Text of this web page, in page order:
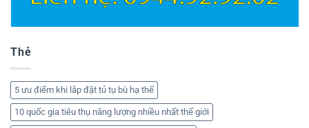
Thẻ
5 ưu điểm khi lắp đặt tủ tụ bù hạ thế
10 quốc gia tiêu thụ năng lượng nhiều nhất thế giới